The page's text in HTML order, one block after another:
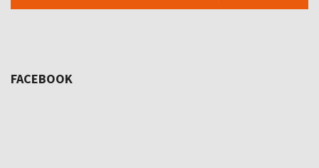
FACEBOOK